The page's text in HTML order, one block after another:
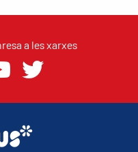
a les xarxes